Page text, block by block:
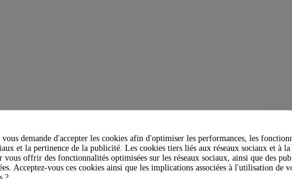
vous demande d'accepter les cookies afin d'optimiser les performances, les
et la pertinence de la publicité. Les cookies tiers liés aux réseaux sociaux et à
vous offrir des fonctionnalités optimisées sur les réseaux sociaux, ainsi que des
Acceptez-vous ces cookies ainsi que les implications associées à l'utilisation de